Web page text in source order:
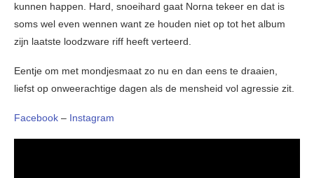
kunnen happen. Hard, snoeihard gaat Norna tekeer en dat is
soms wel even wennen want ze houden niet op tot het album
zijn laatste loodzware riff heeft verteerd.
Eentje om met mondjesmaat zo nu en dan eens te draaien,
liefst op onweerachtige dagen als de mensheid vol agressie zit.
Facebook – Instagram